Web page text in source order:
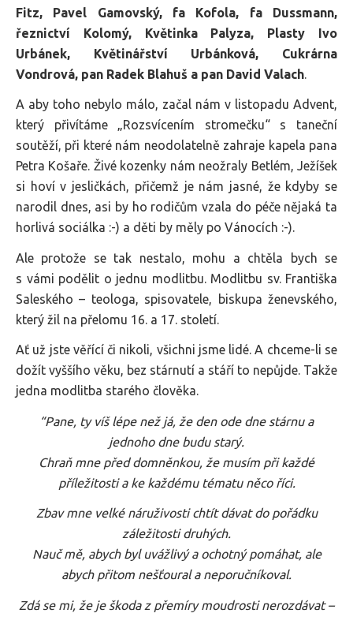
Fitz, Pavel Gamovský, fa Kofola, fa Dussmann,
řeznictví Kolomý, Květinka Palyza, Plasty Ivo
Urbánek, Květinářství Urbánková, Cukrárna
Vondrová, pan Radek Blahuš a pan David Valach.
A aby toho nebylo málo, začal nám v listopadu Advent,
který přivítáme „Rozsvícením stromečku“ s taneční
soutěží, při které nám neodolatelně zahraje kapela pana
Petra Košaře. Živé kozenky nám neožraly Betlém, Ježíšek
si hoví v jesličkách, přičemž je nám jasné, že kdyby se
narodil dnes, asi by ho rodičům vzala do péče nějaká ta
horlivá sociálka :-) a děti by měly po Vánocích :-).
Ale protože se tak nestalo, mohu a chtěla bych se
s vámi podělit o jednu modlitbu. Modlitbu sv. Františka
Saleského – teologa, spisovatele, biskupa ženevského,
který žil na přelomu 16. a 17. století.
Ať už jste věřící či nikoli, všichni jsme lidé. A chceme-li se
dožít vyššího věku, bez stárnutí a stáří to nepůjde. Takže
jedna modlitba starého člověka.
“Pane, ty víš lépe než já, že den ode dne stárnu a
jednoho dne budu starý.
Chraň mne před domněnkou, že musím při každé
příležitosti a ke každému tématu něco říci.
Zbav mne velké náruživosti chtít dávat do pořádku
záležitosti druhých.
Nauč mě, abych byl uvážlivý a ochotný pomáhat, ale
abych přitom nešťoural a neporučníkoval.
Zdá se mi, že je škoda z přemíry moudrosti nerozdávat –